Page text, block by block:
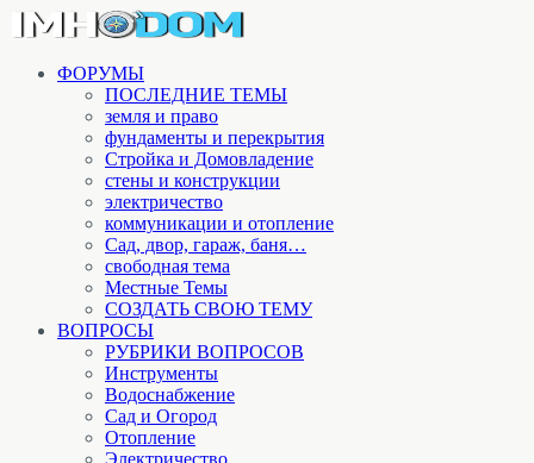
ФОРУМЫ
ПОСЛЕДНИЕ ТЕМЫ
земля и право
фундаменты и перекрытия
Стройка и Домовладение
стены и конструкции
электричество
коммуникации и отопление
Cад, двор, гараж, баня…
свободная тема
Местные Темы
СОЗДАТЬ СВОЮ ТЕМУ
ВОПРОСЫ
РУБРИКИ ВОПРОСОВ
Инструменты
Водоснабжение
Сад и Огород
Отопление
Электричество